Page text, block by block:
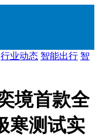
行业动态 智能出行 智
境首款全
寒测试实